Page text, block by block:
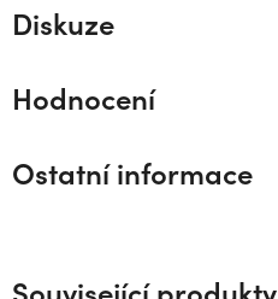
Diskuze
Hodnocení
Ostatní informace
Související produkty